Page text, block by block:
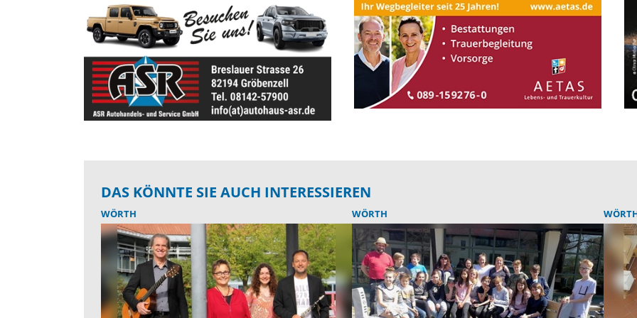
DAS KÖNNTE SIE AUCH INTERESSIEREN
WÖRTH WÖRTH